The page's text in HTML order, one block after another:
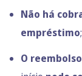
Não há
empréstimo;
O